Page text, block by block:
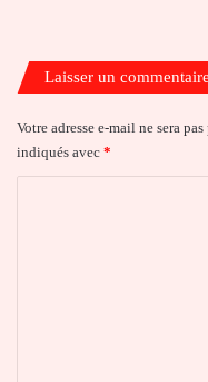
Laisser un commentaire
Votre adresse e-mail ne sera
indiqués avec *